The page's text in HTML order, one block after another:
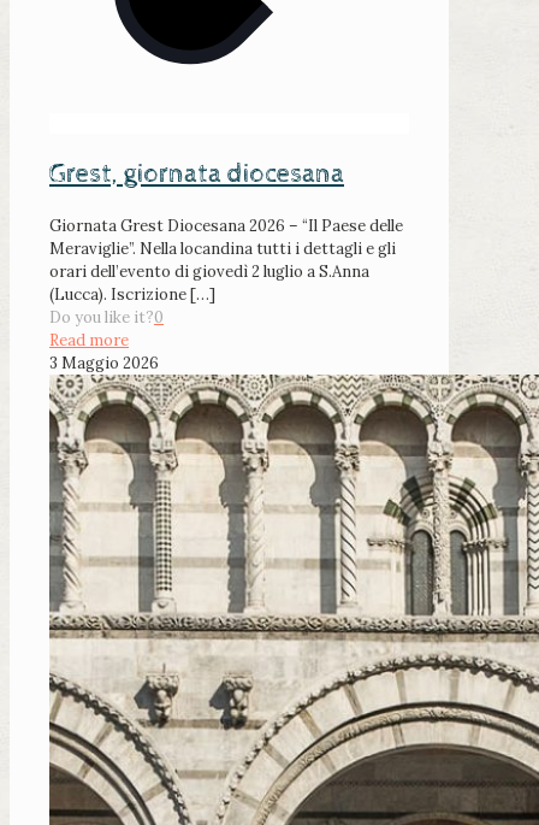
Grest, giornata diocesana
Giornata Grest Diocesana 2026 – “Il Paese delle
Meraviglie”. Nella locandina tutti i dettagli e gli
orari dell’evento di giovedì 2 luglio a S.Anna
(Lucca). Iscrizione[…]
Do you like it?0
Read more
3 Maggio 2026